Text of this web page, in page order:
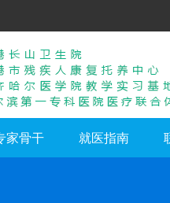
家骨干 就医指南